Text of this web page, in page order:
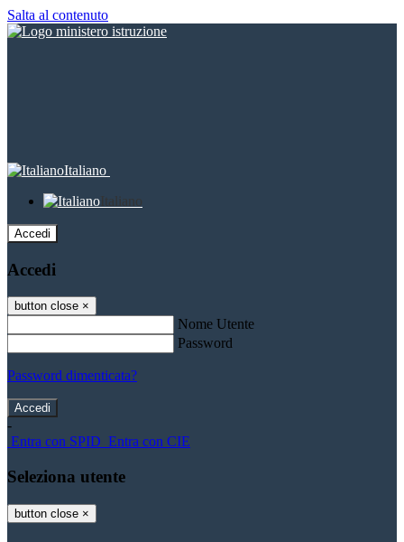
Salta al contenuto
Italiano
Italiano
Accedi
Accedi
button close ×
Nome Utente
Password
Password dimenticata?
-
Entra con SPID Entra con CIE
Seleziona utente
button close ×